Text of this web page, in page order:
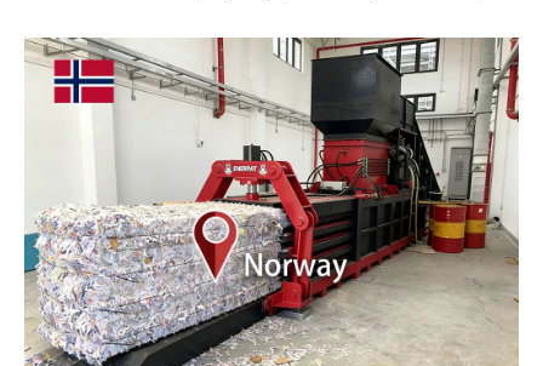
местное предприятие столкнулось с общей,
но критической проблемой: огромными
объемами ненужного картона.